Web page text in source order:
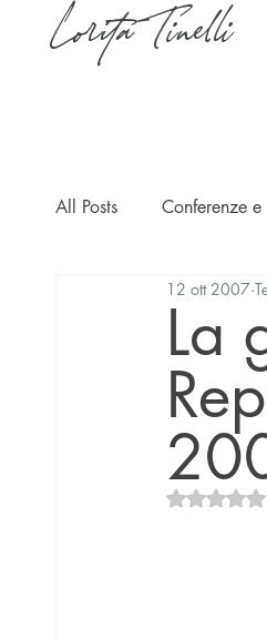
Lorita Tinelli
All Posts Conferenze
La
12 ott 2007